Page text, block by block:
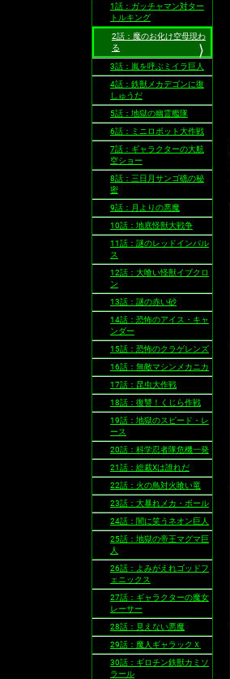
1話：ガッチャマン対ター
トルキング
2話：魔のお化け空母現わ
る
3話：嵐を呼ぶミイラ巨人
4話：鉄獣メカデゴンに復
しゅうだ
5話：地獄の幽霊艦隊
6話：ミニロボット大作戦
7話：ギャラクターの大航
空ショー
8話：三日月サンゴ礁の秘
密
9話：月よりの悪魔
10話：地底怪獣大戦争
11話：謎のレッドインパル
ス
12話：大喰い怪獣イブクロ
ン
13話：謎の赤い砂
14話：恐怖のアイス・キャ
ンダー
15話：恐怖のクラゲレンズ
16話：無敵マシンメカニカ
17話：昆虫大作戦
18話：復讐！くじら作戦
19話：地獄のスピード・レ
ース
20話：科学忍者隊危機一発
21話：総裁Xは誰れだ
22話：火の鳥対火喰い竜
23話：大暴れメカ・ボール
24話：闇に笑うネオン巨人
25話：地獄の帝王マグマ巨
人
26話：よみがえれゴッドフ
ェニックス
27話：ギャラクターの魔女
レーサー
28話：見えない悪魔
29話：魔人ギャラックＸ
30話：ギロチン鉄獣カミソ
ラール